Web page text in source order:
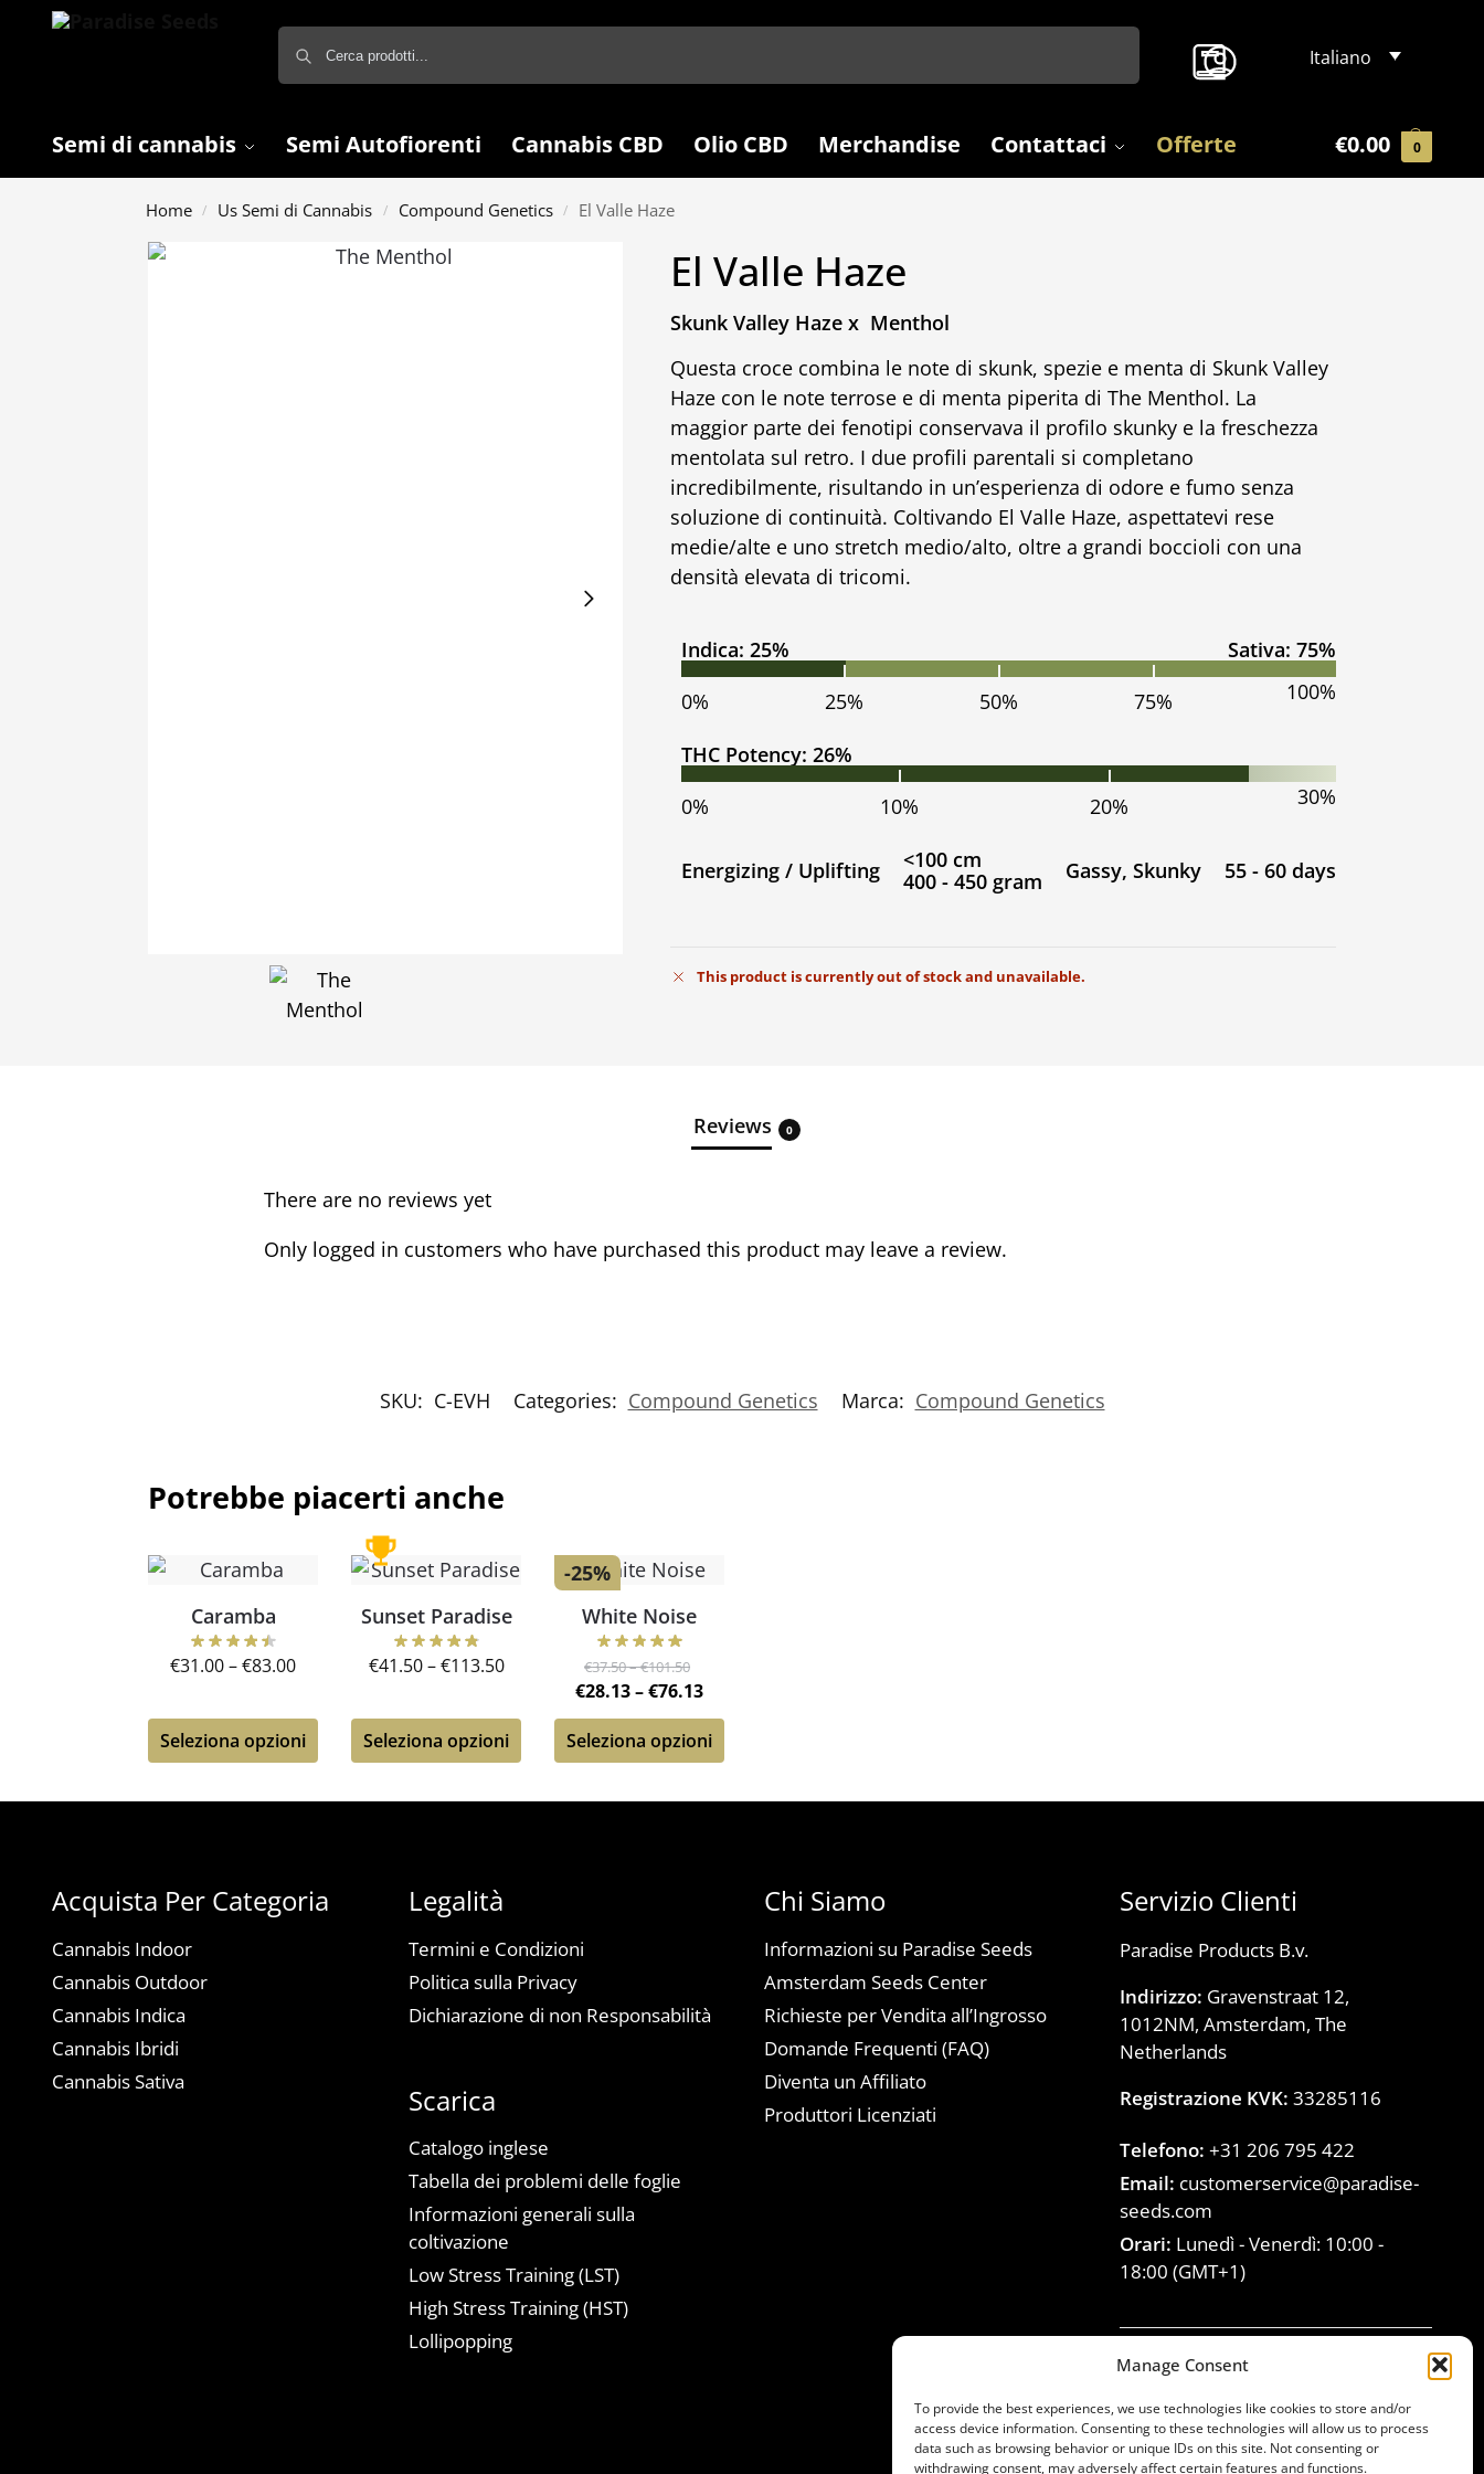
Manage Consent
To provide the best experiences, we use technologies like cookies to store and/or
access device information. Consenting to these technologies will allow us to process
data such as browsing behavior or unique IDs on this site. Not consenting or
withdrawing consent, may adversely affect certain features and functions.
Italiano
Semi di cannabis Semi Autofiorenti Cannabis CBD Olio CBD Merchandise Contattaci Offerte €0.00 0
Home / Us Semi di Cannabis / Compound Genetics / El Valle Haze
El Valle Haze
Skunk Valley Haze x Menthol
Questa croce combina le note di skunk, spezie e menta di Skunk Valley
Haze con le note terrose e di menta piperita di The Menthol. La
maggior parte dei fenotipi conservava il profilo skunky e la freschezza
mentolata sul retro. I due profili parentali si completano
incredibilmente, risultando in un’esperienza di odore e fumo senza
soluzione di continuità. Coltivando El Valle Haze, aspettatevi rese
medie/alte e uno stretch medio/alto, oltre a grandi boccioli con una
densità elevata di tricomi.
Indica: 25%
Sativa: 75%
0%
25% 50% 75% 100%
THC Potency: 26%
0%
10% 20% 30%
Energizing / Uplifting
<100 cm
400 - 450 gram
Gassy, Skunky 55 - 60 days
This product is currently out of stock and unavailable.
Reviews 0
There are no reviews yet
Only logged in customers who have purchased this product may leave a review.
SKU: C-EVH Categories: Compound Genetics Marca: Compound Genetics
Potrebbe piacerti anche
Caramba
€31.00–€83.00
Seleziona opzioni
Sunset Paradise
€41.50–€113.50
Seleziona opzioni
-25%
White Noise
€37.50–€101.50
€28.13–€76.13
Seleziona opzioni
Acquista Per Categoria
Cannabis Indoor
Cannabis Outdoor
Cannabis Indica
Cannabis Ibridi
Cannabis Sativa
Legalità
Termini e Condizioni
Politica sulla Privacy
Dichiarazione di non Responsabilità
Scarica
Catalogo inglese
Tabella dei problemi delle foglie
Informazioni generali sulla
coltivazione
Low Stress Training (LST)
High Stress Training (HST)
Lollipopping
Chi Siamo
Informazioni su Paradise Seeds
Amsterdam Seeds Center
Richieste per Vendita all’Ingrosso
Domande Frequenti (FAQ)
Diventa un Affiliato
Produttori Licenziati
Servizio Clienti
Paradise Products B.v.
Indirizzo: Gravenstraat 12,
1012NM, Amsterdam, The
Netherlands
Registrazione KVK: 33285116
Telefono:+31 206 795 422
Email: customerservice@paradise-
seeds.com
Orari: Lunedì - Venerdì: 10:00 -
18:00 (GMT+1)
Paradise Seeds